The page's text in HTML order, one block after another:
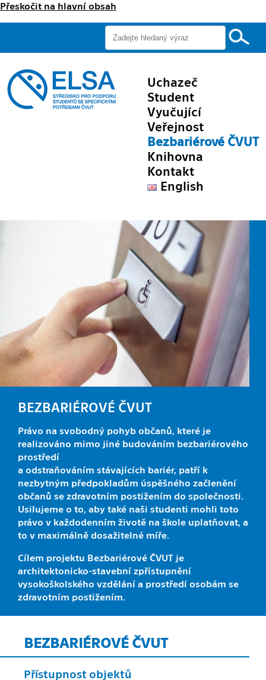
Přeskočit na hlavní obsah
Uchazeč
Student
Vyučující
Veřejnost
Bezbariérové ČVUT
Knihovna
Kontakt
English
BEZBARIÉROVÉ ČVUT
Právo na svobodný pohyb občanů, které je
realizováno mimo jiné budováním bezbariérového
prostředí
a odstraňováním stávajících bariér, patří k
nezbytným předpokladům úspěšného začlenění
občanů se zdravotním postižením do společnosti.
Usilujeme o to, aby také naši studenti mohli toto
právo v každodenním životě na škole uplatňovat, a
to v maximálně dosažitelné míře.
Cílem projektu Bezbariérové ČVUT je
architektonicko-stavební zpřístupnění
vysokoškolského vzdělání a prostředí osobám se
zdravotním postižením.
BEZBARIÉROVÉ ČVUT
Přístupnost objektů